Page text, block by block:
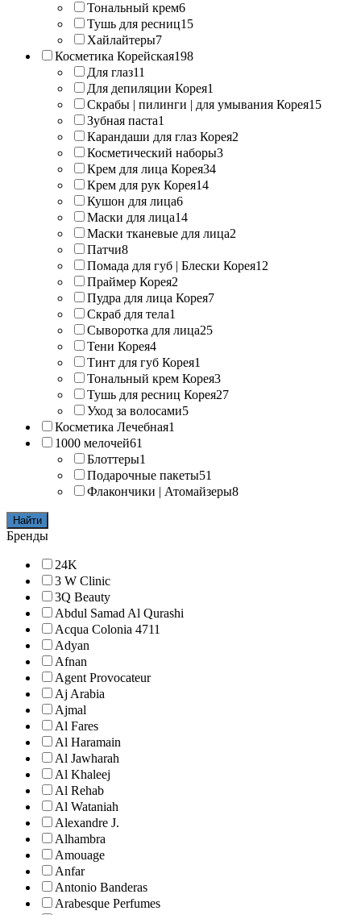
Тональный крем6
Тушь для ресниц15
Хайлайтеры7
Косметика Корейская198
Для глаз11
Для депиляции Корея1
Скрабы | пилинги | для умывания Корея15
Зубная паста1
Карандаши для глаз Корея2
Косметический наборы3
Крем для лица Корея34
Крем для рук Корея14
Кушон для лица6
Маски для лица14
Маски тканевые для лица2
Патчи8
Помада для губ | Блески Корея12
Праймер Корея2
Пудра для лица Корея7
Скраб для тела1
Сыворотка для лица25
Тени Корея4
Тинт для губ Корея1
Тональный крем Корея3
Тушь для ресниц Корея27
Уход за волосами5
Косметика Лечебная1
1000 мелочей61
Блоттеры1
Подарочные пакеты51
Флакончики | Атомайзеры8
Найти
Бренды
24K
3 W Clinic
3Q Beauty
Abdul Samad Al Qurashi
Acqua Colonia 4711
Adyan
Afnan
Agent Provocateur
Aj Arabia
Ajmal
Al Fares
Al Haramain
Al Jawharah
Al Khaleej
Al Rehab
Al Wataniah
Alexandre J.
Alhambra
Amouage
Anfar
Antonio Banderas
Arabesque Perfumes